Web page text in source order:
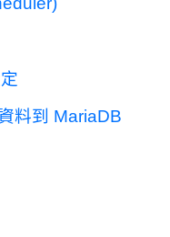
料到 MariaDB